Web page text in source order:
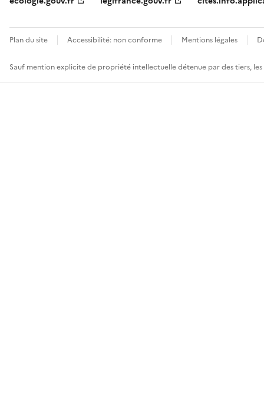
Plan du site Accessibilité: non conforme Mentions légales
Sauf mention explicite de propriété intellectuelle détenue par des tiers,